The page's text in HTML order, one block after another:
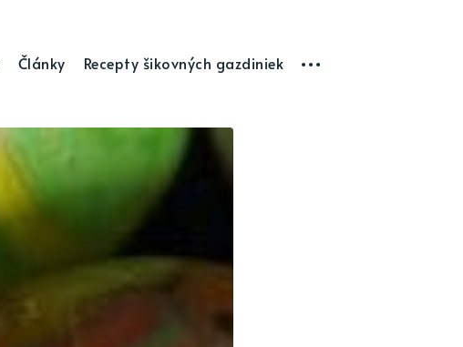
Články Recepty šikovných gazdiniek